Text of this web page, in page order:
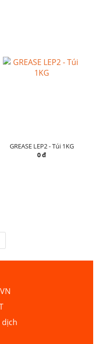
GREASE LEP2 - Túi 1KG
0 đ